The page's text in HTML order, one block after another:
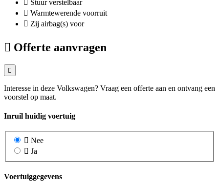
Stuur verstelbaar
Warmtewerende voorruit
Zij airbag(s) voor
Offerte aanvragen
Interesse in deze Volkswagen? Vraag een offerte aan en ontvang een
voorstel op maat.
Inruil huidig voertuig
Nee
Ja
Voertuiggegevens